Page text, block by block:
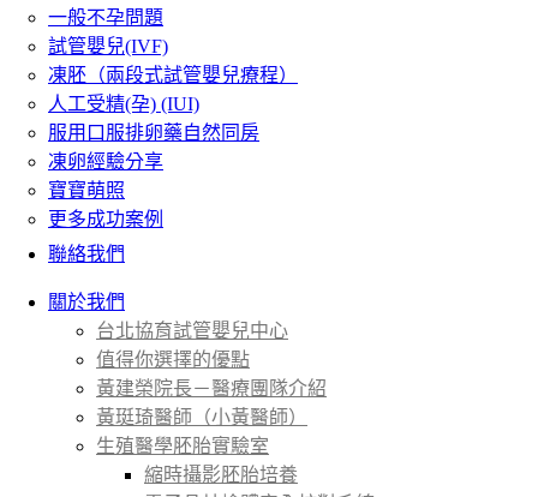
一般不孕問題
試管嬰兒(IVF)
凍胚（兩段式試管嬰兒療程）
人工受精(孕) (IUI)
服用口服排卵藥自然同房
凍卵經驗分享
寶寶萌照
更多成功案例
聯絡我們
關於我們
台北協育試管嬰兒中心
值得你選擇的優點
黃建榮院長－醫療團隊介紹
黃珽琦醫師（小黃醫師）
生殖醫學胚胎實驗室
縮時攝影胚胎培養